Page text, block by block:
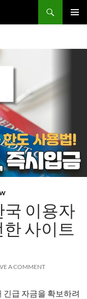
이용자
사이트
A COMMENT
긴급 자금을 확보하려